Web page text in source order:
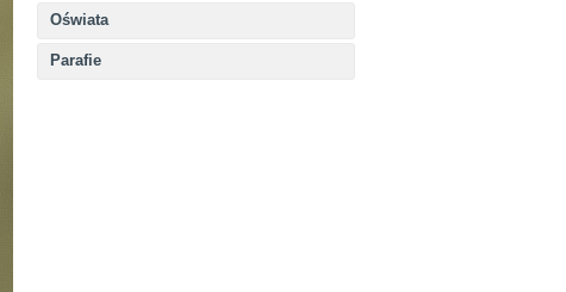
Oświata
Parafie